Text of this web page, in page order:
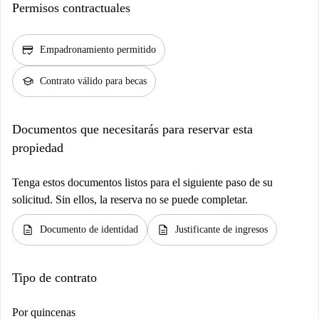
Permisos contractuales
credit_score Empadronamiento permitido
school Contrato válido para becas
Documentos que necesitarás para reservar esta
propiedad
Tenga estos documentos listos para el siguiente paso de su
solicitud. Sin ellos, la reserva no se puede completar.
description Documento de identidad description Justificante de ingresos
Tipo de contrato
Por quincenas